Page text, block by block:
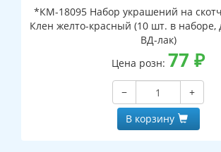
*КМ-18095 Набор украшений на
Клен желто-красный (10 шт. в наборе,
ВД-лак)
Цена розн: 77 ₽
−
+
В корзину